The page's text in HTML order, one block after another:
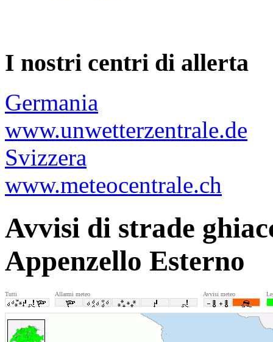
I nostri centri di allerta
Germania
www.unwetterzentrale.de
Svizzera
www.meteocentrale.ch
Avvisi di strade
Appenzello Esterno
Tutti Allarmi meteo Avvisi meteo